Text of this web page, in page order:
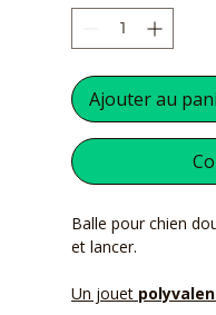
Ajouter au
Balle pour chien
et lancer.
Un jouet